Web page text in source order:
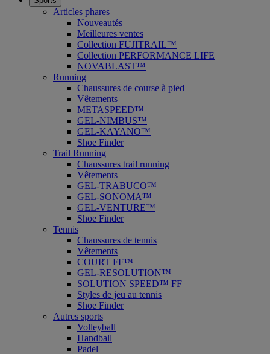
Articles phares
Nouveautés
Meilleures ventes
Collection FUJITRAIL™
Collection PERFORMANCE LIFE
NOVABLAST™
Running
Chaussures de course à pied
Vêtements
METASPEED™
GEL-NIMBUS™
GEL-KAYANO™
Shoe Finder
Trail Running
Chaussures trail running
Vêtements
GEL-TRABUCO™
GEL-SONOMA™
GEL-VENTURE™
Shoe Finder
Tennis
Chaussures de tennis
Vêtements
COURT FF™
GEL-RESOLUTION™
SOLUTION SPEED™ FF
Styles de jeu au tennis
Shoe Finder
Autres sports
Volleyball
Handball
Padel